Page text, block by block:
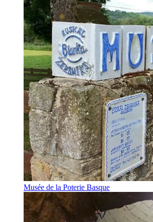
Musée de la Poterie Basque